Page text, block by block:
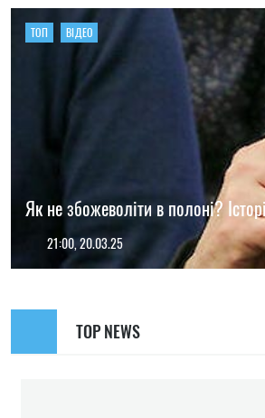
ТОП ВІДЕО
Як не збожеволіти в полоні?
21:00, 20.03.25